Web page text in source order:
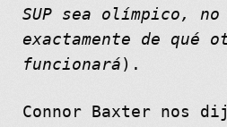
SUP sea olímpico, no
exactamente de qué
funcionará ).
Connor Baxter nos